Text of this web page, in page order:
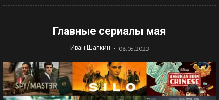
Главные сериалы мая
Иван Шапкин - 08.05.2023